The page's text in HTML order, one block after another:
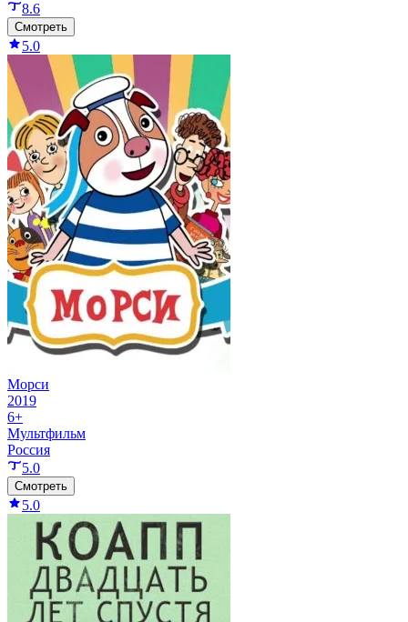
8.6
Смотреть
5.0
Морси
2019
6+
Мультфильм
Россия
5.0
Смотреть
5.0